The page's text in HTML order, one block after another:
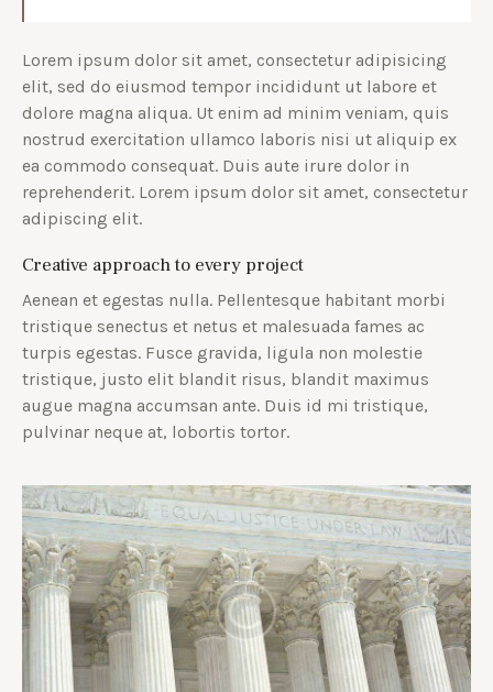
Lorem ipsum dolor sit amet, consectetur adipisicing
elit, sed do eiusmod tempor incididunt ut labore et
dolore magna aliqua. Ut enim ad minim veniam, quis
nostrud exercitation ullamco laboris nisi ut aliquip ex
ea commodo consequat. Duis aute irure dolor in
reprehenderit. Lorem ipsum dolor sit amet, consectetur
adipiscing elit.
Creative approach to every project
Aenean et egestas nulla. Pellentesque habitant morbi
tristique senectus et netus et malesuada fames ac
turpis egestas. Fusce gravida, ligula non molestie
tristique, justo elit blandit risus, blandit maximus
augue magna accumsan ante. Duis id mi tristique,
pulvinar neque at, lobortis tortor.